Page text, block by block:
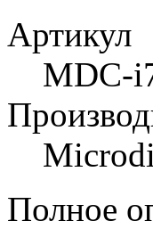
Артикул
MDC-
Полное